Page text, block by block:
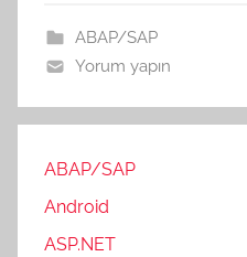
ABAP/SAP
Yorum yapın
ABAP/SAP
Android
ASP.NET